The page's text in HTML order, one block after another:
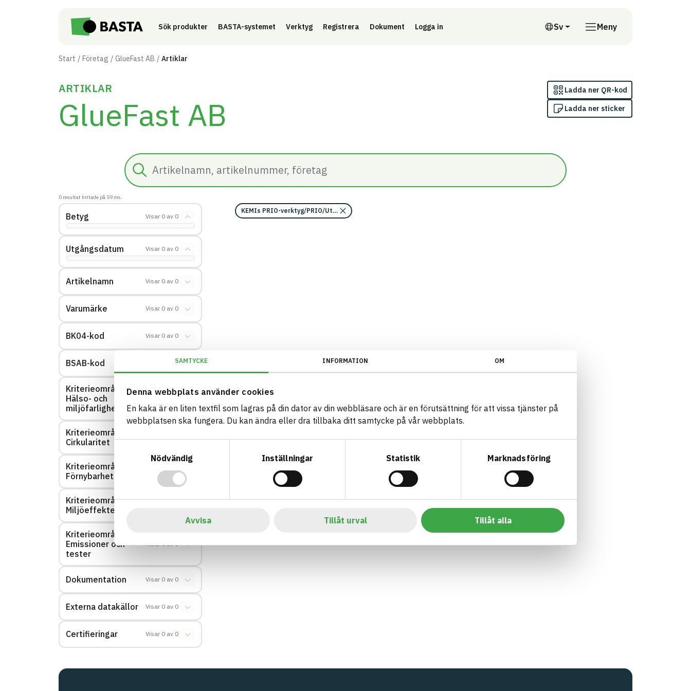
SAMTYCKE INFORMATION OM
Denna webbplats använder cookies
En kaka är en liten textfil som lagras på din dator av din webbläsare och är en förutsättning för att vissa tjänster på
webbplatsen ska fungera. Du kan ändra eller dra tillbaka ditt samtycke på vår webbplats.
Nödvändig
Inställningar Statistik Marknadsföring
Avvisa Tillåt urval Tillåt alla
Sök produkter BASTA-systemet Verktyg Registrera Dokument Logga in Sv
Svenska
Meny
Start Företag GlueFast AB Artiklar
ARTIKLAR
GlueFast AB
Ladda ner QR-kod
Ladda ner sticker
Sök
0 resultat hittade på 59 ms.
Betyg Visar 0 av 0
Utgångsdatum Visar 0 av 0
Artikelnamn Visar 0 av 0
Varumärke Visar 0 av 0
BK04-kod Visar 0 av 0
BSAB-kod 0
Kriterieområde:
Hälso- och
miljöfarlighet
0
Kriterieområde:
Cirkularitet
Kriterieområde:
Förnybarhet
0 av 0
Kriterieområde:
Miljöeffekter – EPD
Kriterieområde:
Emissioner och
tester
Visar 0 av 0
Dokumentation Visar 0 av 0
Externa datakällor Visar 0 av 0
Certifieringar Visar 0 av 0
KEMIs PRIO-verktyg/PRIO/Utfasningsämnen begränsas/Uppfyller kraven